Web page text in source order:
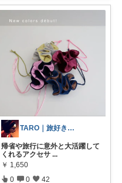
TARO｜旅好きのスキンケア
帰省や旅行に意外と大活躍して
くれるアクセサ ...
￥ 1,650
0 0 42